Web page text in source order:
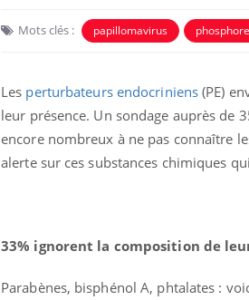
Mots clés : papillomavirus phosphore
Les perturbateurs endocriniens (PE)
leur présence. Un sondage auprès de
encore nombreux à ne pas connaître
alerte sur ces substances chimiques
33% ignorent la composition de
Parabènes, bisphénol A, phtalates :